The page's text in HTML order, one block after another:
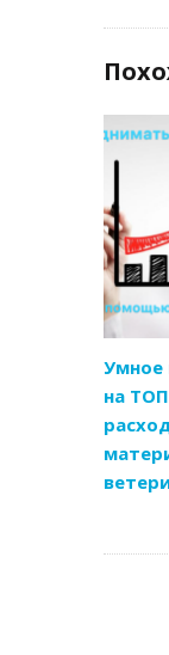
Умное
на